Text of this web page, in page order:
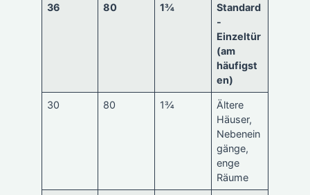
36 80 1¾
Standard
-
Einzeltür
(am
häufigst
en)
30 80 1¾
Ältere
Häuser,
Nebenein
gänge,
enge
Räume